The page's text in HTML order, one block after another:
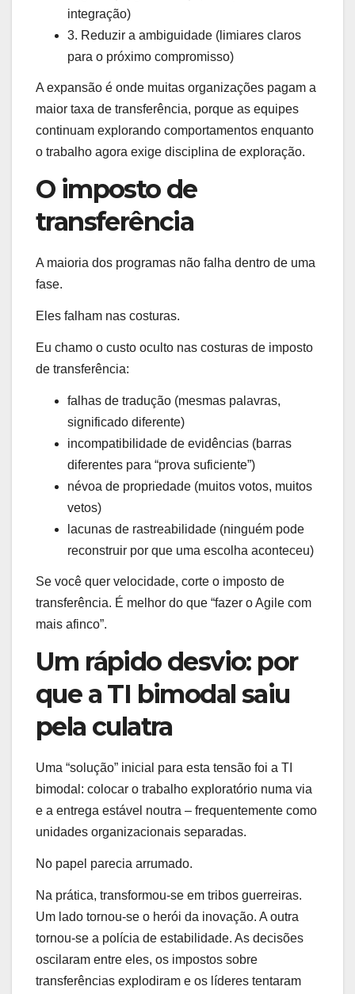
integração)
3. Reduzir a ambiguidade (limiares claros
para o próximo compromisso)
A expansão é onde muitas organizações pagam a
maior taxa de transferência, porque as equipes
continuam explorando comportamentos enquanto
o trabalho agora exige disciplina de exploração.
O imposto de
transferência
A maioria dos programas não falha dentro de uma
fase.
Eles falham nas costuras.
Eu chamo o custo oculto nas costuras de imposto
de transferência:
falhas de tradução (mesmas palavras,
significado diferente)
incompatibilidade de evidências (barras
diferentes para “prova suficiente”)
névoa de propriedade (muitos votos, muitos
vetos)
lacunas de rastreabilidade (ninguém pode
reconstruir por que uma escolha aconteceu)
Se você quer velocidade, corte o imposto de
transferência. É melhor do que “fazer o Agile com
mais afinco”.
Um rápido desvio: por
que a TI bimodal saiu
pela culatra
Uma “solução” inicial para esta tensão foi a TI
bimodal: colocar o trabalho exploratório numa via
e a entrega estável noutra – frequentemente como
unidades organizacionais separadas.
No papel parecia arrumado.
Na prática, transformou-se em tribos guerreiras.
Um lado tornou-se o herói da inovação. A outra
tornou-se a polícia de estabilidade. As decisões
oscilaram entre eles, os impostos sobre
transferências explodiram e os líderes tentaram